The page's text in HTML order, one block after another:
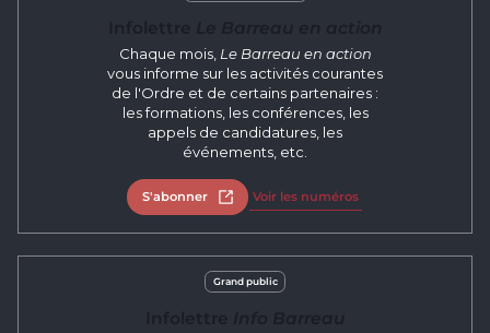
Chaque mois, Le Barreau en action
vous informe sur les activités courantes
de l'Ordre et de certains partenaires :
les formations, les conférences, les
appels de candidatures, les
événements, etc.
S'abonner Ouvrir dans un nouvel onglet
Voir les numéros
Grand public